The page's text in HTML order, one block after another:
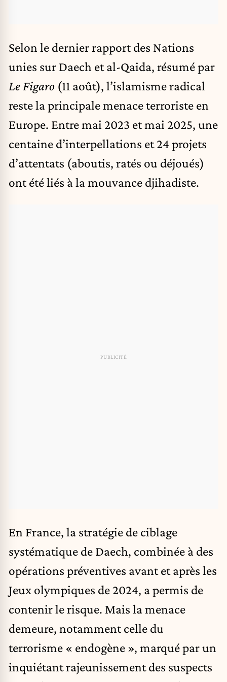
Selon le dernier rapport des Nations
unies sur Daech et al-Qaida, résumé par
Le Figaro (11 août), l’islamisme radical
reste la principale menace terroriste en
Europe. Entre mai 2023 et mai 2025, une
centaine d’interpellations et 24 projets
d’attentats (aboutis, ratés ou déjoués)
ont été liés à la mouvance djihadiste.
En France, la stratégie de ciblage
systématique de Daech, combinée à des
opérations préventives avant et après les
Jeux olympiques de 2024, a permis de
contenir le risque. Mais la menace
demeure, notamment celle du
terrorisme « endogène », marqué par un
inquiétant rajeunissement des suspects